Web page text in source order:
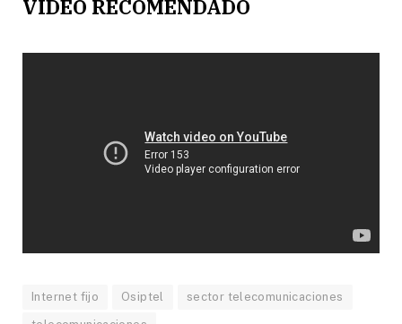
VIDEO RECOMENDADO
Internet fijo Osiptel sector telecomunicaciones